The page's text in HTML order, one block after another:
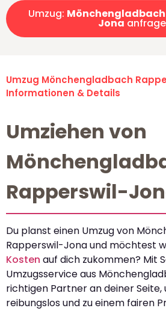
Umzug:
Jona
Umzug Mönchengladbach
Informationen & Details
Umziehen von
Rapperswil-
Du planst einen Umzug von
Rapperswil-Jona und möchtest
Kosten auf dich zukommen? Mit
Umzugsservice aus
richtigen Partner an deiner Seite,
reibungslos und zu einem fairen